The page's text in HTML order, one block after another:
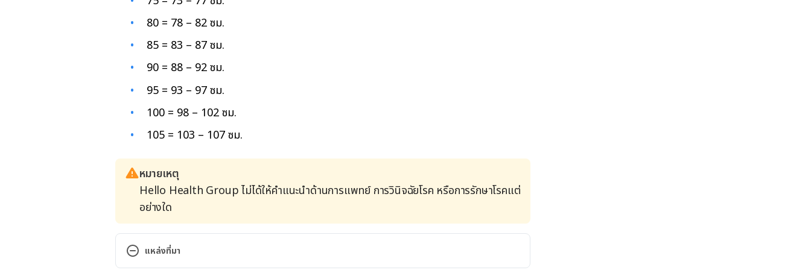
80 = 78 – 82 ซม.
85 = 83 – 87 ซม.
90 = 88 – 92 ซม.
95 = 93 – 97 ซม.
100 = 98 – 102 ซม.
105 = 103 – 107 ซม.
หมายเหตุ
Hello Health Group ไม่ได้ให้คำแนะนำด้านการแพทย์ การวินิจฉัยโรค หรือการรักษาโรคแต่
อย่างใด
แหล่งที่มา